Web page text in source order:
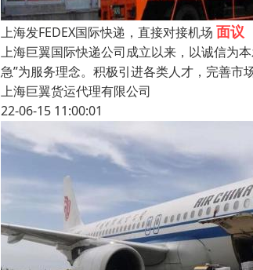
上海发FEDEX国际快递，直接对接机场 面议
上海巨翼国际快递公司成立以来，以诚信为
急”为服务理念。积极引进各类人才，完善
上海巨翼货运代理有限公司
22-06-15 11:00:01